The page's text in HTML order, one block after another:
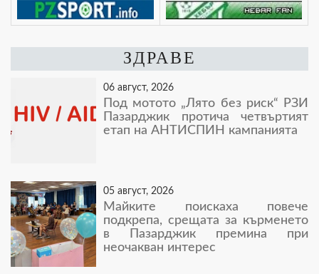
ЗДРАВЕ
06 август, 2026
Под мотото „Лято без риск“ РЗИ
Пазарджик протича четвъртият
етап на АНТИСПИН кампанията
05 август, 2026
Майките поискаха повече
подкрепа, срещата за кърменето
в Пазарджик премина при
неочакван интерес